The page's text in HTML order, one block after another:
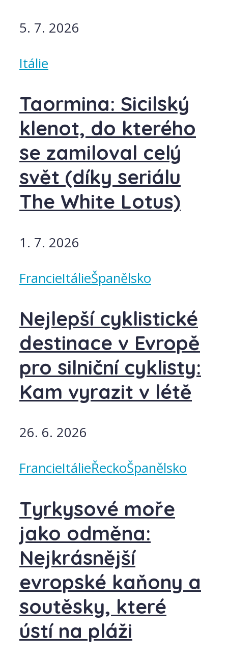
5. 7. 2026
Itálie
Taormina: Sicilský
klenot, do kterého
se zamiloval celý
svět (díky seriálu
The White Lotus)
1. 7. 2026
FrancieItálieŠpanělsko
Nejlepší cyklistické
destinace v Evropě
pro silniční cyklisty:
Kam vyrazit v létě
26. 6. 2026
FrancieItálieŘeckoŠpanělsko
Tyrkysové moře
jako odměna:
Nejkrásnější
evropské kaňony a
soutěsky, které
ústí na pláži